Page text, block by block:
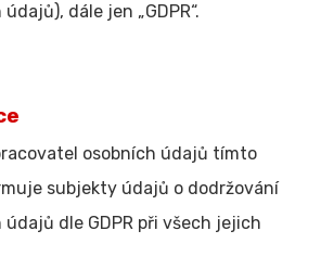
dále jen „GDPR“.
osobních údajů tímto
subjekty údajů o dodržování
dle GDPR při všech jejich